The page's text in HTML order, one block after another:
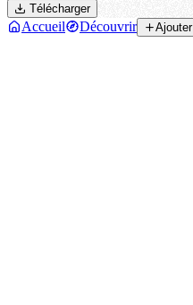
Télécharger
Accueil Découvrir Ajouter